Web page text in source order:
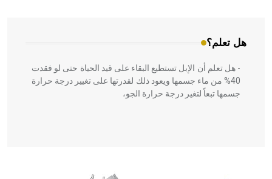
هل تعلم؟
- هل تعلم أن الإبل تستطيع البقاء على قيد الحياة حتى لو فقدت
40% من ماء جسمها ويعود ذلك لقدرتها على تغيير درجة حرارة
جسمها تبعاً لتغير درجة حرارة الجو،
الحكم، الأدلة، تنظيم التغذية، ورسالته في جروح الرأس. ويعود